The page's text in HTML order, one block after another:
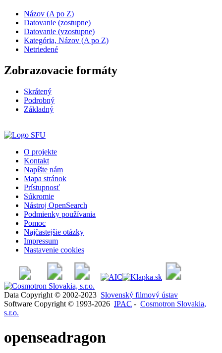
Názov (A po Z)
Datovanie (zostupne)
Datovanie (vzostupne)
Kategória, Názov (A po Z)
Netriedené
Zobrazovacie formáty
Skrátený
Podrobný
Základný
O projekte
Kontakt
Napíšte nám
Mapa stránok
Prístupnosť
Súkromie
Nástroj OpenSearch
Podmienky používania
Pomoc
Najčastejšie otázky
Impressum
Nastavenie cookies
Data Copyright © 2002-2023 Slovenský filmový ústav
Software Copyright © 1993-2026 IPAC - Cosmotron Slovakia,
s.r.o.
openseadragon